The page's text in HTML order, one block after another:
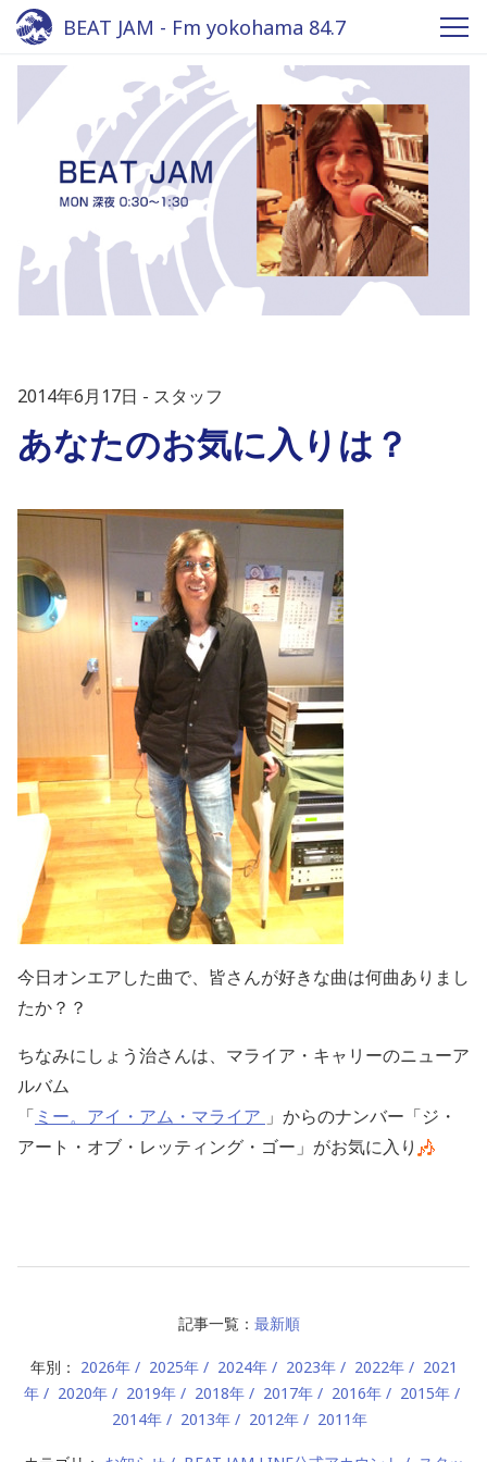
BEAT JAM - Fm yokohama 84.7
2014年6月17日 スタッフ
あなたのお気に入りは？
今日オンエアした曲で、皆さんが好きな曲は何曲ありまし
たか？？
ちなみにしょう治さんは、マライア・キャリーのニューア
ルバム
「 ミー。アイ・アム・マライア 」からのナンバー「ジ・
アート・オブ・レッティング・ゴー」がお気に入り
記事一覧： 最新順
年別： 2026年 2025年 2024年 2023年 2022年
2021
年
2020年 2019年 2018年 2017年 2016年
2015年
2014年
2013年 2012年 2011年